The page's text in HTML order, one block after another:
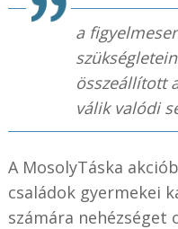
a
összeállított
válik valódi
A MosolyTáska
családok gyermekei
számára nehézséget